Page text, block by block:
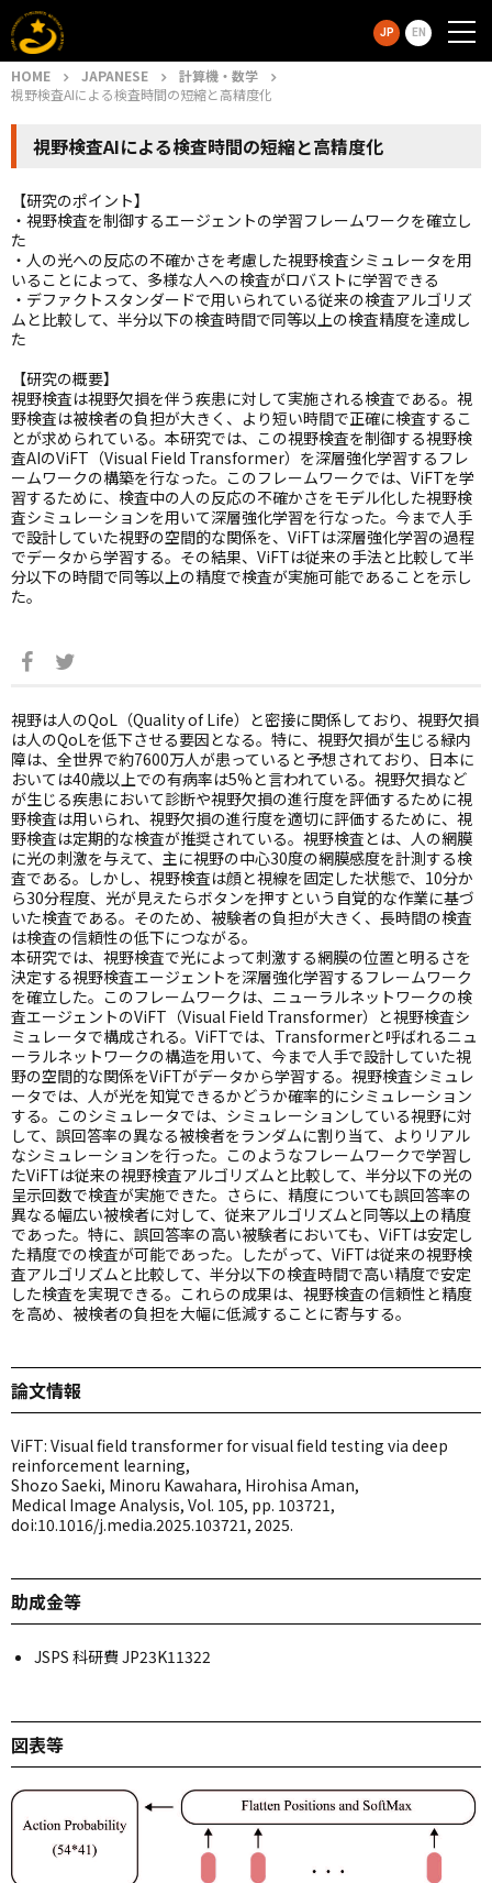
JP EN
HOME JAPANESE
計算機・数学
視野検査AIによる検査時間の短縮と高精度化
視野検査AIによる検査時間の短縮と高精度化
【研究のポイント】
・視野検査を制御するエージェントの学習フレームワークを確立し
た
・人の光への反応の不確かさを考慮した視野検査シミュレータを用
いることによって、多様な人への検査がロバストに学習できる
・デファクトスタンダードで用いられている従来の検査アルゴリズ
ムと比較して、半分以下の検査時間で同等以上の検査精度を達成し
た
【研究の概要】
視野検査は視野欠損を伴う疾患に対して実施される検査である。視
野検査は被検者の負担が大きく、より短い時間で正確に検査するこ
とが求められている。本研究では、この視野検査を制御する視野検
査AIのViFT（Visual Field Transformer）を深層強化学習するフレ
ームワークの構築を行なった。このフレームワークでは、ViFTを学
習するために、検査中の人の反応の不確かさをモデル化した視野検
査シミュレーションを用いて深層強化学習を行なった。今まで人手
で設計していた視野の空間的な関係を、ViFTは深層強化学習の過程
でデータから学習する。その結果、ViFTは従来の手法と比較して半
分以下の時間で同等以上の精度で検査が実施可能であることを示し
た。
視野は人のQoL（Quality of Life）と密接に関係しており、視野欠損
は人のQoLを低下させる要因となる。特に、視野欠損が生じる緑内
障は、全世界で約7600万人が患っていると予想されており、日本に
おいては40歳以上での有病率は5%と言われている。視野欠損など
が生じる疾患において診断や視野欠損の進行度を評価するために視
野検査は用いられ、視野欠損の進行度を適切に評価するために、視
野検査は定期的な検査が推奨されている。視野検査とは、人の網膜
に光の刺激を与えて、主に視野の中心30度の網膜感度を計測する検
査である。しかし、視野検査は顔と視線を固定した状態で、10分か
ら30分程度、光が見えたらボタンを押すという自覚的な作業に基づ
いた検査である。そのため、被験者の負担が大きく、長時間の検査
は検査の信頼性の低下につながる。
本研究では、視野検査で光によって刺激する網膜の位置と明るさを
決定する視野検査エージェントを深層強化学習するフレームワーク
を確立した。このフレームワークは、ニューラルネットワークの検
査エージェントのViFT（Visual Field Transformer）と視野検査シ
ミュレータで構成される。ViFTでは、Transformerと呼ばれるニュ
ーラルネットワークの構造を用いて、今まで人手で設計していた視
野の空間的な関係をViFTがデータから学習する。視野検査シミュレ
ータでは、人が光を知覚できるかどうか確率的にシミュレーション
する。このシミュレータでは、シミュレーションしている視野に対
して、誤回答率の異なる被検者をランダムに割り当て、よりリアル
なシミュレーションを行った。このようなフレームワークで学習し
たViFTは従来の視野検査アルゴリズムと比較して、半分以下の光の
呈示回数で検査が実施できた。さらに、精度についても誤回答率の
異なる幅広い被検者に対して、従来アルゴリズムと同等以上の精度
であった。特に、誤回答率の高い被験者においても、ViFTは安定し
た精度での検査が可能であった。したがって、ViFTは従来の視野検
査アルゴリズムと比較して、半分以下の検査時間で高い精度で安定
した検査を実現できる。これらの成果は、視野検査の信頼性と精度
を高め、被検者の負担を大幅に低減することに寄与する。
論文情報
ViFT: Visual field transformer for visual field testing via deep
reinforcement learning,
Shozo Saeki, Minoru Kawahara, Hirohisa Aman,
Medical Image Analysis, Vol. 105, pp. 103721,
doi:10.1016/j.media.2025.103721, 2025.
助成金等
JSPS 科研費 JP23K11322
図表等